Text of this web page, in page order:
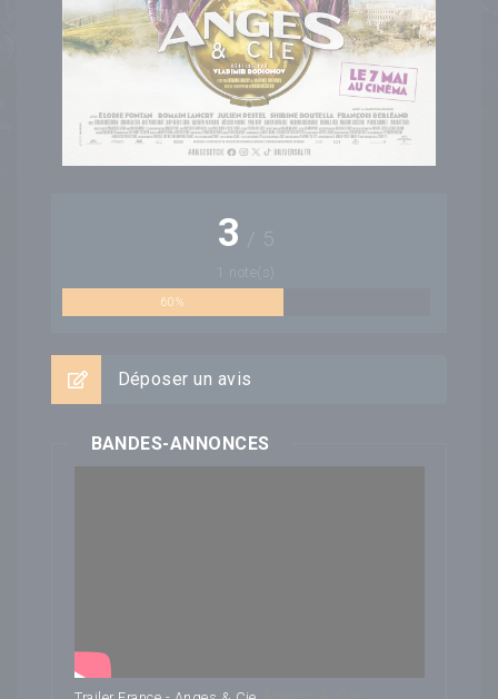
3 / 5
note(s)
60%
Déposer un avis
BANDES-ANNONCES